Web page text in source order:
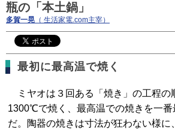
瓶の「本土鍋」
多賀一晃 （ 生活家電.com主宰）
最初に最高温で焼く
ミヤオは３回ある「焼き」の工程の
1300℃で焼く、最高温での焼きを一
だ。陶器の焼きは寸法が狂わない様に